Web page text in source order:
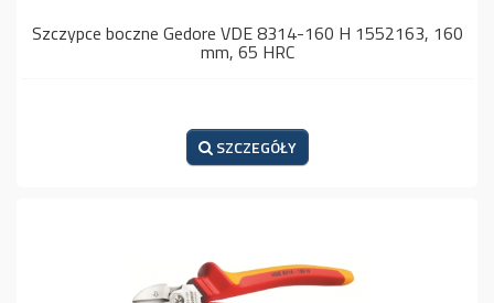
Szczypce boczne Gedore VDE 8314-160 H 1552163, 160
mm, 65 HRC
SZCZEGÓŁY